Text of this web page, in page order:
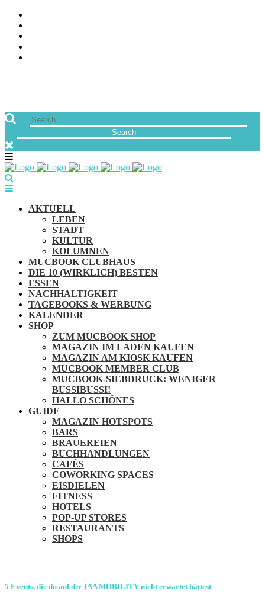
AKTUELL
LEBEN
STADT
KULTUR
KOLUMNEN
MUCBOOK CLUBHAUS
DIE 10 (WIRKLICH) BESTEN
ESSEN
NACHHALTIGKEIT
TAGEBOOKS & WERBUNG
KALENDER
SHOP
ZUM MUCBOOK SHOP
MAGAZIN IM LADEN KAUFEN
MAGAZIN AM KIOSK KAUFEN
MUCBOOK MEMBER CLUB
MUCBOOK-SIEBDRUCK: WENIGER
BUSSIBUSSI!
HALLO SCHÖNES
GUIDE
MAGAZIN HOTSPOTS
BARS
BRAUEREIEN
BUCHHANDLUNGEN
CAFÉS
COWORKING SPACES
EISDIELEN
FITNESS
HOTELS
POP-UP STORES
RESTAURANTS
SHOPS
5 Events, die du auf der IAA MOBILITY nicht erwartet hättest